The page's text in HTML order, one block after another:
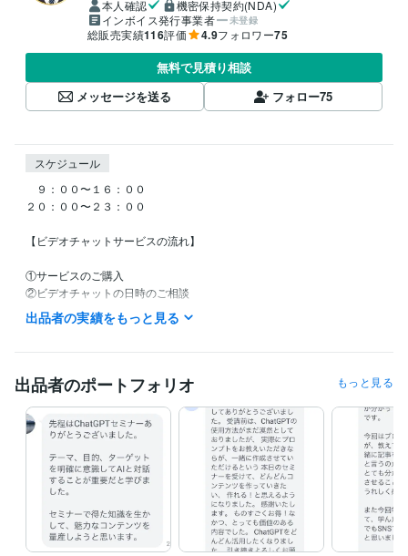
本人確認
機密保持契約(NDA)
インボイス発行事業者
未登録
総販売実績116評価 4.9フォロワー75
無料で見積り相談
メッセージを送る
フォロー75
スケジュール
９：００〜１６：００
２０：００〜２３：００
【ビデオチャットサービスの流れ】
①サービスのご購入
②ビデオチャットの日時のご相談
③お悩みや要望のご記入のお願い
④のぶが個別の回答を準備
※ コンサルや相談系のサービスでは基本的に90分の時間制です。
ただし、相談内容に関して時間を超過して問題解決にあたることもあり
ますので、安心してお悩みをお話しくださいませ。
経験職種
マーケティング / SNSマーケティング 経験年数 : 2年
ライフスタイル・その他 / 講師・インストラクター 経験年数 : 20年
ライフスタイル・その他 / カウンセラー・コーチ 経験年数 : 30年
ライフスタイル・その他 / アドバイザー 経験年数 : 3年
ライフスタイル・その他 / 公務員 経験年数 : 30年
出品者の実績をもっと見る
出品者のポートフォリオ もっと見る